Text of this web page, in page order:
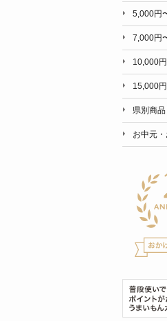
5,000円
7,000円
10,000
15,000
県別商品
お中元